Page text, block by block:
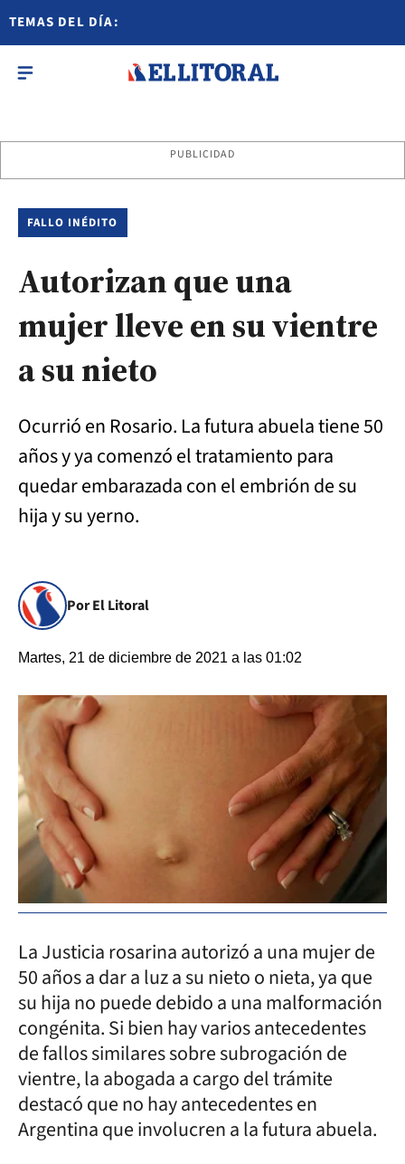
TEMAS DEL DÍA:
PUBLICIDAD
FALLO INÉDITO
Autorizan que una
mujer lleve en su vientre
a su nieto
Ocurrió en Rosario. La futura abuela tiene 50
años y ya comenzó el tratamiento para
quedar embarazada con el embrión de su
hija y su yerno.
Por El Litoral
Martes, 21 de diciembre de 2021 a las 01:02
La Justicia rosarina autorizó a una mujer de
50 años a dar a luz a su nieto o nieta, ya que
su hija no puede debido a una malformación
congénita. Si bien hay varios antecedentes
de fallos similares sobre subrogación de
vientre, la abogada a cargo del trámite
destacó que no hay antecedentes en
Argentina que involucren a la futura abuela.